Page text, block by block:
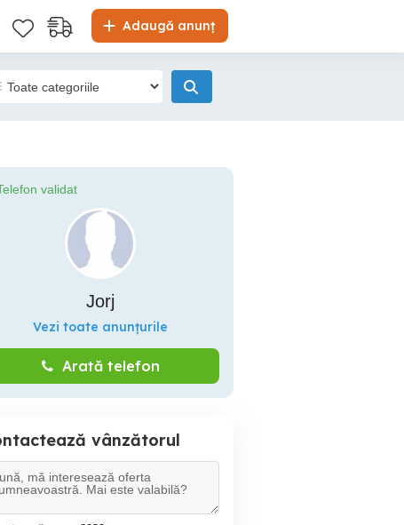
Adaugă anunț
validat
Jorj
Vezi toate anunțurile
Arată telefon
vânzătorul